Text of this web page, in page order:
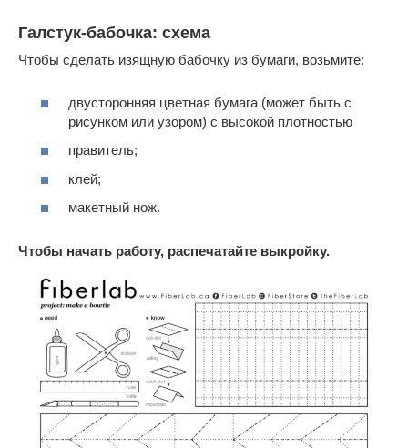
Галстук-бабочка: схема
Чтобы сделать изящную бабочку из бумаги, возьмите:
двусторонняя цветная бумага (может быть с
рисунком или узором) с высокой плотностью
правитель;
клей;
макетный нож.
Чтобы начать работу, распечатайте выкройку.